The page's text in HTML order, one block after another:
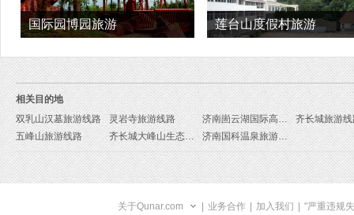
国际园博园旅游 莲台山度假村旅游
相关目的地
双乳山汉墓旅游线路
灵岩寺旅游线路 济南崮云湖国际高尔夫俱乐部旅游线路
齐长城旅游
五峰山旅游线路
齐长城大峰山生态旅游区旅游线路 济南国科温泉旅游线路
关于Qunar.com 业务合作 加入我们 "严重违规